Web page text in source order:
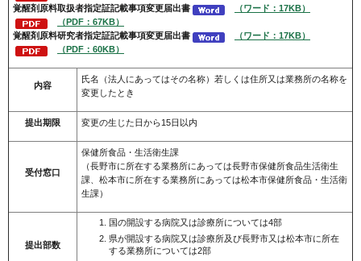
覚醒剤 原料取扱者指定証記載事項変更届出書
（ワード：17KB）
（PDF：67KB）
覚醒剤 原料研究者指定証記載事項変更届出書
（ワード：17KB）
（PDF：60KB）
内容
氏名（法人にあってはその名称）若しくは住所又は業務所の名称を
変更したとき
提出期限 変更の生じた日から15日以内
受付窓口
保健所食品・生活衛生課
（長野市に所在する業務所にあっては長野市保健所食品生活衛生
課、松本市に所在する業務所にあっては松本市保健所食品・生活衛
生課）
提出部数
国の開設する病院又は診療所については4部
県が開設する病院又は診療所及び長野市又は松本市に所在
する業務所については2部